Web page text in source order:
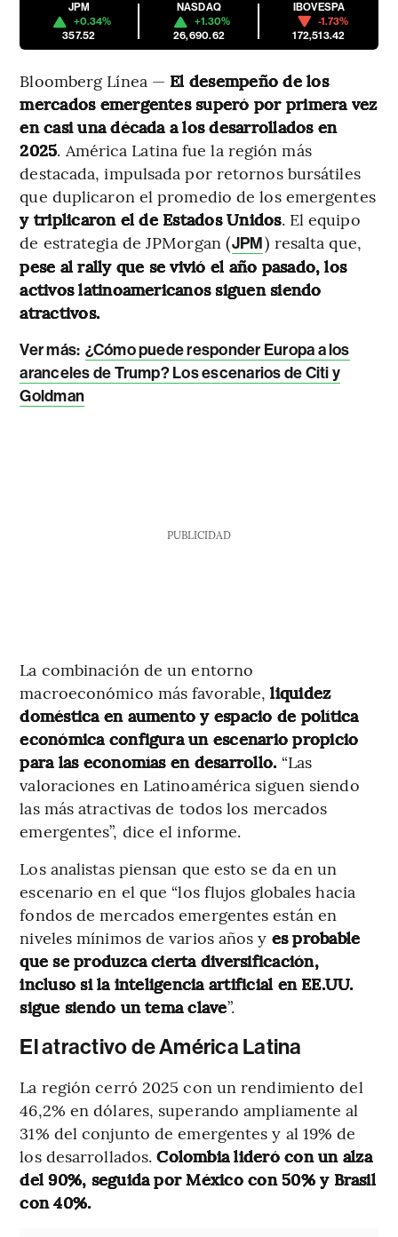
JPM
+0.34%
357.52
NASDAQ
+1.30%
26,690.62
IBOVESPA
-1.73%
172,513.42
Bloomberg Línea — El desempeño de los
mercados emergentes superó por primera vez
en casi una década a los desarrollados en
2025. América Latina fue la región más
destacada, impulsada por retornos bursátiles
que duplicaron el promedio de los emergentes
y triplicaron el de Estados Unidos. El equipo
de estrategia de JPMorgan (JPM) resalta que,
pese al rally que se vivió el año pasado, los
activos latinoamericanos siguen siendo
atractivos.
Ver más: ¿Cómo puede responder Europa a los
aranceles de Trump? Los escenarios de Citi y
Goldman
PUBLICIDAD
La combinación de un entorno
macroeconómico más favorable,liquidez
doméstica en aumento y espacio de política
económica configura un escenario propicio
para las economías en desarrollo. “Las
valoraciones en Latinoamérica siguen siendo
las más atractivas de todos los mercados
emergentes”, dice el informe.
Los analistas piensan que esto se da en un
escenario en el que “los flujos globales hacia
fondos de mercados emergentes están en
niveles mínimos de varios años y es probable
que se produzca cierta diversificación,
incluso si la inteligencia artificial en EE.UU.
sigue siendo un tema clave”.
El atractivo de América Latina
La región cerró 2025 con un rendimiento del
46,2% en dólares, superando ampliamente al
31% del conjunto de emergentes y al 19% de
los desarrollados.Colombia lideró con un alza
del 90%, seguida por México con 50% y Brasil
con 40%.